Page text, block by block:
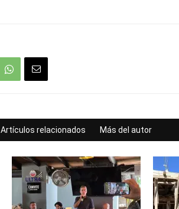
Artículos relacionados Más del autor